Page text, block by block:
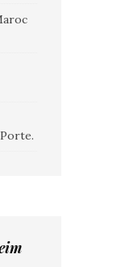
Porte.